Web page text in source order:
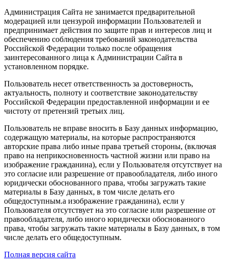
Администрация Сайта не занимается предварительной
модерацией или цензурой информации Пользователей и
предпринимает действия по защите прав и интересов лиц и
обеспечению соблюдения требований законодательства
Российской Федерации только после обращения
заинтересованного лица к Администрации Сайта в
установленном порядке.
Пользователь несет ответственность за достоверность,
актуальность, полноту и соответствие законодательству
Российской Федерации предоставленной информации и ее
чистоту от претензий третьих лиц.
Пользователь не вправе вносить в Базу данных информацию,
содержащую материалы, на которые распространяются
авторские права либо иные права третьей стороны, (включая
право на неприкосновенность частной жизни или право на
изображение гражданина), если у Пользователя отсутствует на
это согласие или разрешение от правообладателя, либо иного
юридически обоснованного права, чтобы загружать такие
материалы в Базу данных, в том числе делать его
общедоступным.а изображение гражданина), если у
Пользователя отсутствует на это согласие или разрешение от
правообладателя, либо иного юридически обоснованного
права, чтобы загружать такие материалы в Базу данных, в том
числе делать его общедоступным.
Полная версия сайта